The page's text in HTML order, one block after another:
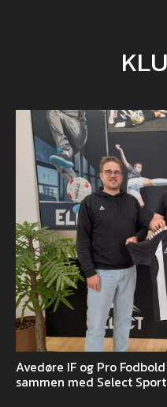
Avedøre IF og Pro
sammen med Select